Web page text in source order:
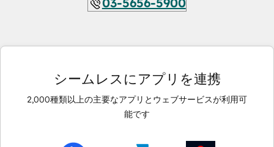
シームレスにアプリを連携
2,000種類以上の主要なアプリとウェブサービスが利用可
能です